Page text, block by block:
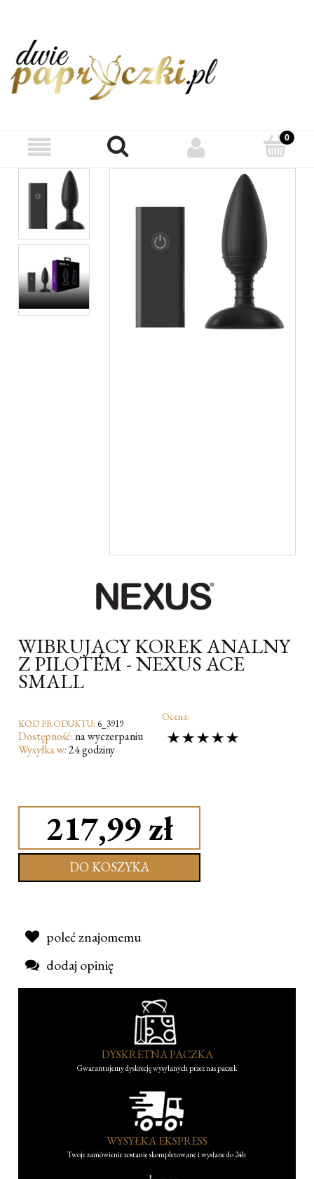
WIBRUJĄCY KOREK ANALNY
Z PILOTEM - NEXUS ACE
SMALL
KOD PRODUKTU: 6_3919
Dostępność: na wyczerpaniu
Wysyłka w:24 godziny
Ocena:
217,99 zł
DO KOSZYKA
poleć znajomemu
dodaj opinię
DYSKRETNA PACZKA
Gwarantujemy dyskrecję wysyłanych przez nas paczek
WYSYŁKA EKSPRESS
Twoje zamówienie zostanie skompletowane i wysłane do 24h